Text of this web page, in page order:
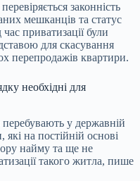
законність
мешканців та статус
приватизації були
для скасування
перепродажів квартири.
необхідні для
у державній
на постійній основі
найму та ще не
такого житла, пише